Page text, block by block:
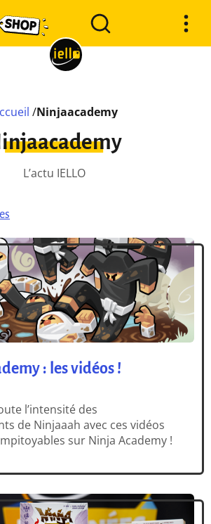
/Ninjaacademy
L’actu IELLO
: les vidéos !
l’intensité des
de Ninjaaah avec ces vidéos
sur Ninja Academy !